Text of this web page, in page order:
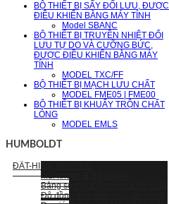
BỘ THIẾT BỊ SẤY ĐỐI LƯU, ĐƯỢC
ĐIỀU KHIỂN BẰNG MÁY TÍNH
Model SBANC
BỘ THIẾT BỊ TRUYỀN NHIỆT ĐỐI
LƯU TỰ DO VÀ CƯỠNG BỨC,
ĐƯỢC ĐIỀU KHIỂN BẰNG MÁY
TÍNH
MODEL TXC/FF
BỘ THIẾT BỊ MẠCH LƯU CHẤT
MODEL FME05 | FME00
BỘ THIẾT BỊ KHUẤY TRỘN CHẤT
LỎNG
MODEL EMLS
HUMBOLDT
ĐẤT-HIỆN TRƯỜNG
Mũi khoan & Bộ khoan
Bảng so màu
Độ đồng đều đầm chặt, độ cứng